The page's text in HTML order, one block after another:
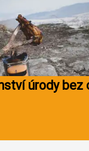
úrody bez